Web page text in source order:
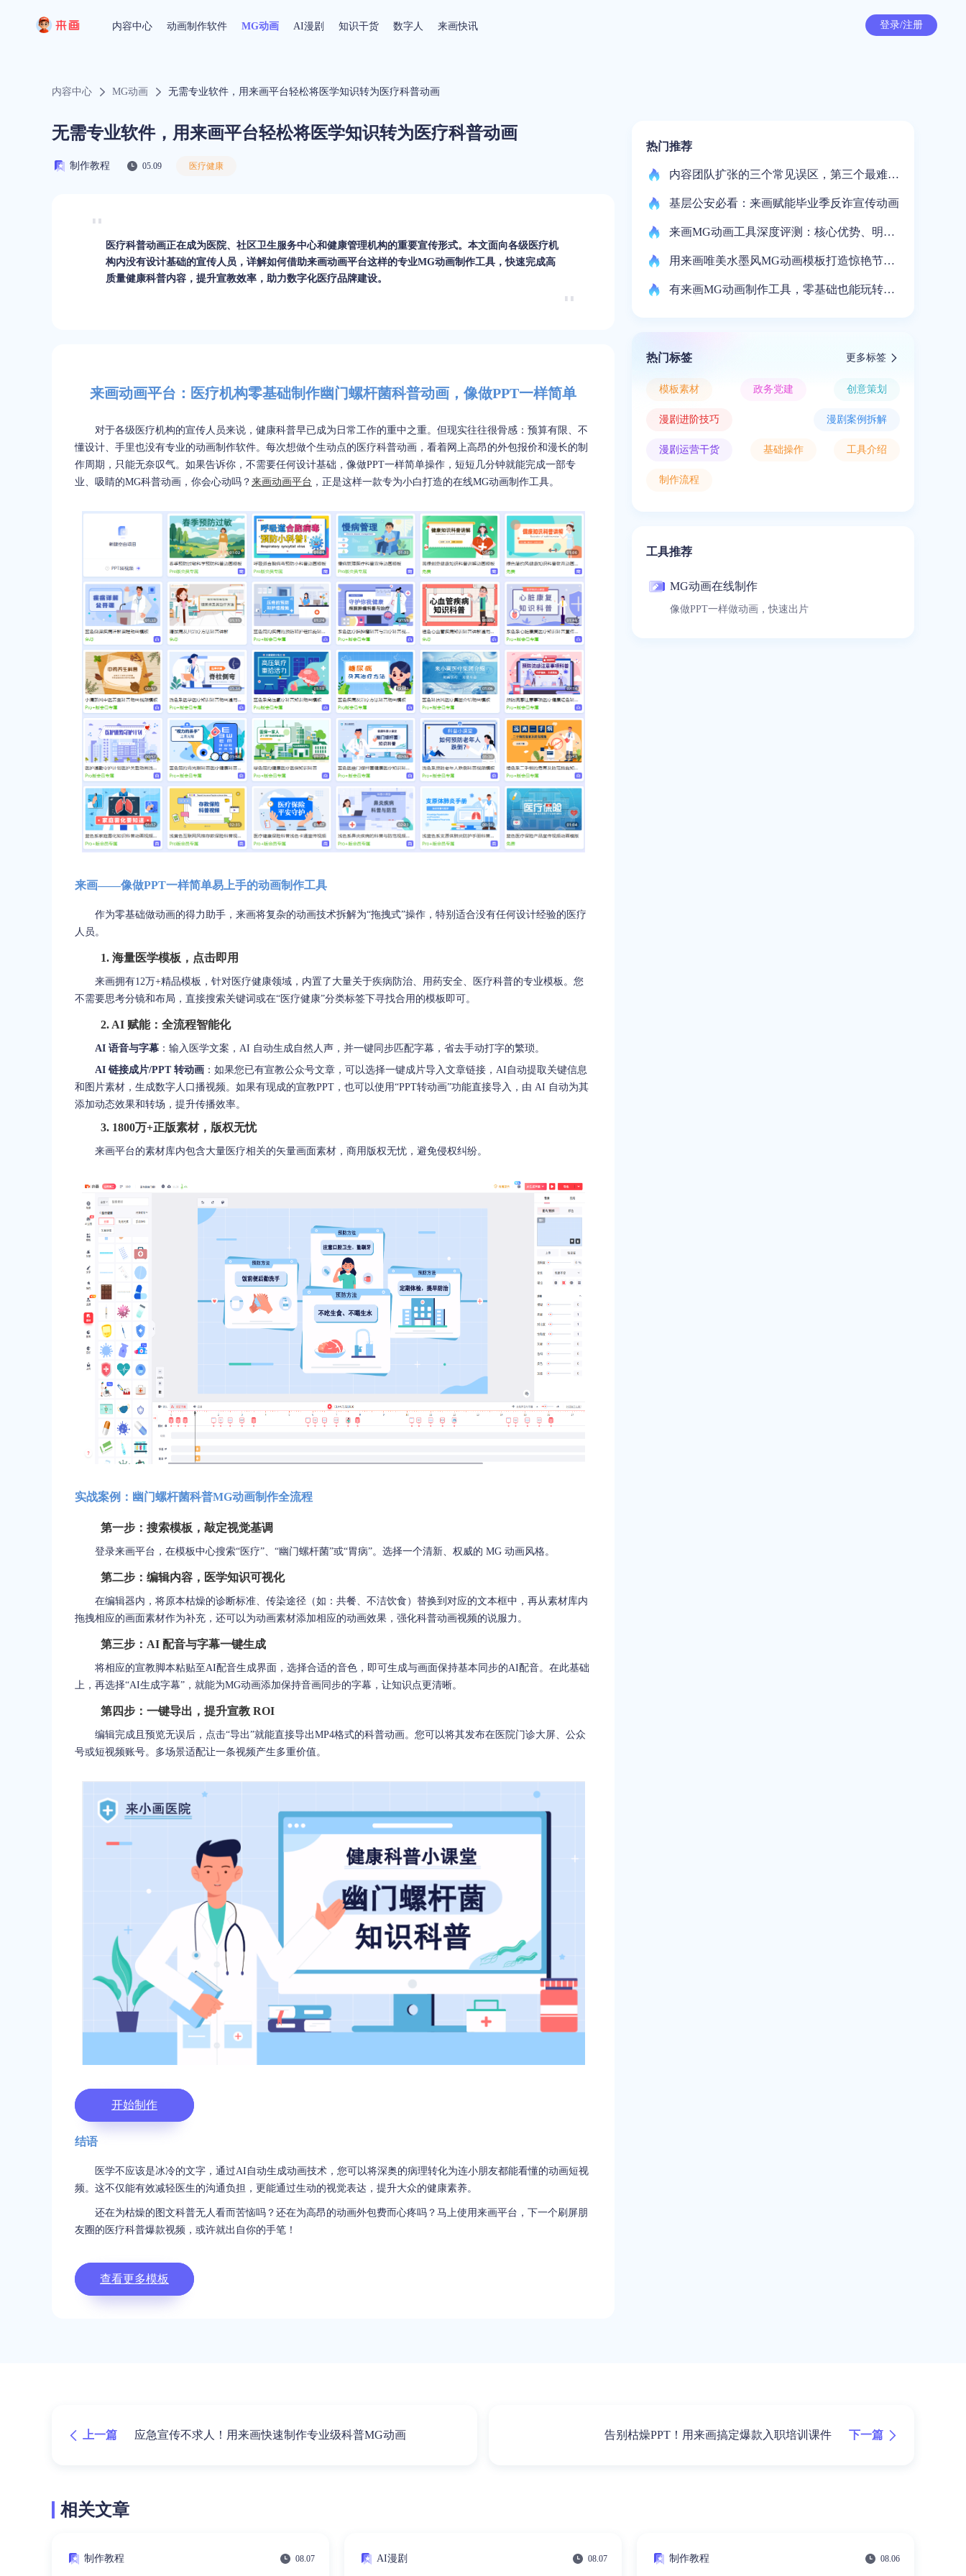
内容中心 动画制作软件 MG动画 AI漫剧 知识干货 数字人 来画快讯 登录/注册
内容中心 MG动画 无需专业软件，用来画平台轻松将医学知识转为医疗科普动画
无需专业软件，用来画平台轻松将医学知识转为医疗科普动画
制作教程 05.09 医疗健康
医疗科普动画正在成为医院、社区卫生服务中心和健康管理机构的重要宣传形式。本文面向各级医疗机
构内没有设计基础的宣传人员，详解如何借助来画动画平台这样的专业MG动画制作工具，快速完成高
质量健康科普内容，提升宣教效率，助力数字化医疗品牌建设。
来画动画平台：医疗机构零基础制作幽门螺杆菌科普动画，像做PPT一样简单
对于各级医疗机构的宣传人员来说，健康科普早已成为日常工作的重中之重。但现实往往很骨感：预算有限、不
懂设计、手里也没有专业的动画制作软件。每次想做个生动点的医疗科普动画，看着网上高昂的外包报价和漫长的制
作周期，只能无奈叹气。如果告诉你，不需要任何设计基础，像做PPT一样简单操作，短短几分钟就能完成一部专
业、吸睛的MG科普动画，你会心动吗？ 来画动画平台 ，正是这样一款专为小白打造的在线MG动画制作工具。
来画——像做PPT一样简单易上手的动画制作工具
作为零基础做动画的得力助手，来画将复杂的动画技术拆解为“拖拽式”操作，特别适合没有任何设计经验的医疗
人员。
1. 海量医学模板，点击即用
来画拥有12万+精品模板，针对医疗健康领域，内置了大量关于疾病防治、用药安全、医疗科普的专业模板。您
不需要思考分镜和布局，直接搜索关键词或在“医疗健康”分类标签下寻找合用的模板即可。
2. AI 赋能：全流程智能化
AI 语音与字幕 ：输入医学文案，AI 自动生成自然人声，并一键同步匹配字幕，省去手动打字的繁琐。
AI 链接成片/PPT 转动画 ：如果您已有宣教公众号文章，可以选择一键成片导入文章链接，AI自动提取关键信息
和图片素材，生成数字人口播视频。如果有现成的宣教PPT，也可以使用“PPT转动画”功能直接导入，由 AI 自动为其
添加动态效果和转场，提升传播效率。
3. 1800万+正版素材，版权无忧
来画平台的素材库内包含大量医疗相关的矢量画面素材，商用版权无忧，避免侵权纠纷。
实战案例：幽门螺杆菌科普MG动画制作全流程
第一步：搜索模板，敲定视觉基调
登录来画平台，在模板中心搜索“医疗”、“幽门螺杆菌”或“胃病”。选择一个清新、权威的 MG 动画风格。
第二步：编辑内容，医学知识可视化
在编辑器内，将原本枯燥的诊断标准、传染途径（如：共餐、不洁饮食）替换到对应的文本框中，再从素材库内
拖拽相应的画面素材作为补充，还可以为动画素材添加相应的动画效果，强化科普动画视频的说服力。
第三步：AI 配音与字幕一键生成
将相应的宣教脚本粘贴至AI配音生成界面，选择合适的音色，即可生成与画面保持基本同步的AI配音。在此基础
上，再选择“AI生成字幕”，就能为MG动画添加保持音画同步的字幕，让知识点更清晰。
第四步：一键导出，提升宣教 ROI
编辑完成且预览无误后，点击“导出”就能直接导出MP4格式的科普动画。您可以将其发布在医院门诊大屏、公众
号或短视频账号。多场景适配让一条视频产生多重价值。
开始制作
结语
医学不应该是冰冷的文字，通过AI自动生成动画技术，您可以将深奥的病理转化为连小朋友都能看懂的动画短视
频。这不仅能有效减轻医生的沟通负担，更能通过生动的视觉表达，提升大众的健康素养。
还在为枯燥的图文科普无人看而苦恼吗？还在为高昂的动画外包费而心疼吗？马上使用来画平台，下一个刷屏朋
友圈的医疗科普爆款视频，或许就出自你的手笔！
查看更多模板
热门推荐
内容团队扩张的三个常见误区，第三个最难察
基层公安必看：来画赋能毕业季反诈宣传动画
来画MG动画工具深度评测：核心优势、明显
用来画唯美水墨风MG动画模板打造惊艳节日
有来画MG动画制作工具，零基础也能玩转应
热门标签 更多标签
模板素材 政务党建 创意策划
漫剧进阶技巧 漫剧案例拆解
漫剧运营干货 基础操作 工具介绍
制作流程
工具推荐
MG动画在线制作
像做PPT一样做动画，快速出片
上一篇 应急宣传不求人！用来画快速制作专业级科普MG动画 告别枯燥PPT！用来画搞定爆款入职培训课件 下一篇
相关文章
制作教程 08.07 AI漫剧 08.07 制作教程 08.06